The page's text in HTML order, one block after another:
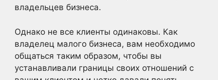
владельцев бизнеса.
Однако не все клиенты одинаковы. Как
владелец малого бизнеса, вам необходимо
общаться таким образом, чтобы вы
устанавливали границы своих отношений с